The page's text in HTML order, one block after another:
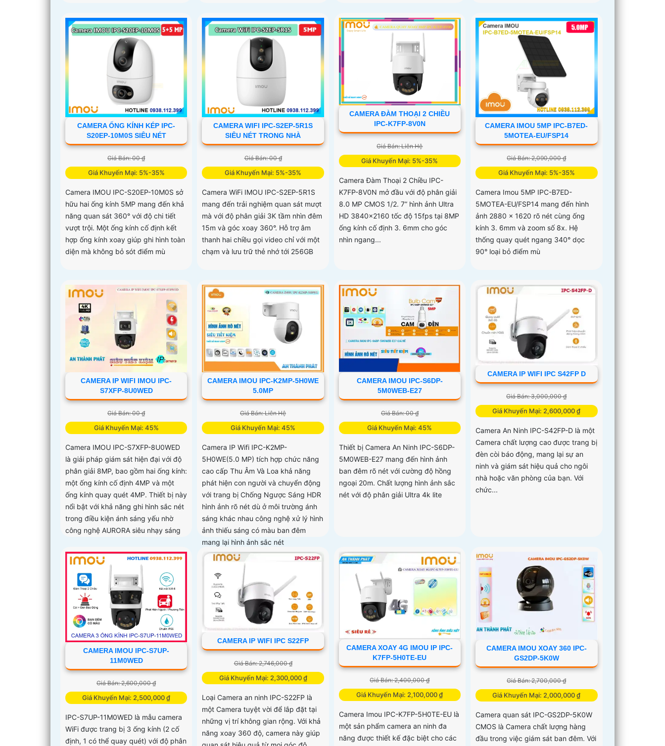
CAMERA ỐNG KÍNH KÉP IPC-
S20EP-10M0S SIÊU NÉT
Giá Bán: 00 ₫
Giá Khuyến Mại: 5%-35%
Camera IMOU IPC-S20EP-10M0S sở
hữu hai ống kính 5MP mang đến khả
năng quan sát 360° với độ chi tiết
vượt trội. Một ống kính cố định kết
hợp ống kính xoay giúp ghi hình toàn
diện mà không bỏ sót điểm mù
CAMERA WIFI IPC-S2EP-5R1S
SIÊU NÉT TRONG NHÀ
Giá Bán: 00 ₫
Giá Khuyến Mại: 5%-35%
Camera WiFi IMOU IPC-S2EP-5R1S
mang đến trải nghiệm quan sát mượt
mà với độ phân giải 3K tầm nhìn đêm
15m và góc xoay 360°. Hỗ trợ âm
thanh hai chiều gọi video chỉ với một
chạm và lưu trữ thẻ nhớ tới 256GB
CAMERA ĐÀM THOẠI 2 CHIỀU
IPC-K7FP-8V0N
Giá Bán: Liên Hệ
Giá Khuyến Mại: 5%-35%
Camera Đàm Thoại 2 Chiều IPC-
K7FP-8V0N mở đầu với độ phân giải
8.0 MP CMOS 1/2. 7” hình ảnh Ultra
HD 3840×2160 tốc độ 15fps tại 8MP
ống kính cố định 3. 6mm cho góc
nhìn ngang...
CAMERA IMOU 5MP IPC-B7ED-
5MOTEA-EU/FSP14
Giá Bán: 2,090,000 ₫
Giá Khuyến Mại: 5%-35%
Camera Imou 5MP IPC-B7ED-
5MOTEA-EU/FSP14 mang đến hình
ảnh 2880 x 1620 rõ nét cùng ống
kính 3. 6mm và zoom số 8x. Hệ
thống quay quét ngang 340° dọc
90° loại bỏ điểm mù
CAMERA IP WIFI IMOU IPC-
S7XFP-8U0WED
Giá Bán: 00 ₫
Giá Khuyến Mại: 45%
Camera IMOU IPC-S7XFP-8U0WED
là giải pháp giám sát hiện đại với độ
phân giải 8MP, bao gồm hai ống kính:
một ống kính cố định 4MP và một
ống kính quay quét 4MP. Thiết bị này
nổi bật với khả năng ghi hình sắc nét
trong điều kiện ánh sáng yếu nhờ
công nghệ AURORA siêu nhạy sáng
CAMERA IMOU IPC-K2MP-5H0WE
5.0MP
Giá Bán: Liên Hệ
Giá Khuyến Mại: 45%
Camera IP Wifi IPC-K2MP-
5H0WE(5.0 MP) tích hợp chức năng
cao cấp Thu Âm Và Loa khả năng
phát hiện con người và chuyển động
với trang bị Chống Ngược Sáng HDR
hình ảnh rõ nét dù ở môi trường ánh
sáng khác nhau công nghệ xử lý hình
ảnh thiếu sáng có màu ban đêm
mang lại hình ảnh sắc nét
CAMERA IMOU IPC-S6DP-
5M0WEB-E27
Giá Bán: 00 ₫
Giá Khuyến Mại: 45%
Thiết bị Camera An Ninh IPC-S6DP-
5M0WEB-E27 mang đến hình ảnh
ban đêm rõ nét với cường độ hồng
ngoại 20m. Chất lượng hình ảnh sắc
nét với độ phân giải Ultra 4k lite
CAMERA IP WIFI IPC S42FP D
Giá Bán: 3,000,000 ₫
Giá Khuyến Mại: 2,600,000 ₫
Camera An Ninh IPC-S42FP-D là một
Camera chất lượng cao được trang bị
đèn còi báo động, mang lại sự an
ninh và giám sát hiệu quả cho ngôi
nhà hoặc văn phòng của bạn. Với
chức...
CAMERA IMOU IPC-S7UP-
11M0WED
Giá Bán: 2,600,000 ₫
Giá Khuyến Mại: 2,500,000 ₫
IPC-S7UP-11M0WED là mẫu camera
WiFi được trang bị 3 ống kính (2 cố
định, 1 có thể quay quét) với độ phân
CAMERA IP WIFI IPC S22FP
Giá Bán: 2,746,000 ₫
Giá Khuyến Mại: 2,300,000 ₫
Loại Camera an ninh IPC-S22FP là
một Camera tuyệt vời để lắp đặt tại
những vị trí không gian rộng. Với khả
năng xoay 360 độ, camera này giúp
CAMERA XOAY 4G IMOU IP IPC-
K7FP-5H0TE-EU
Giá Bán: 2,400,000 ₫
Giá Khuyến Mại: 2,100,000 ₫
Camera Imou IPC-K7FP-5H0TE-EU là
một sản phẩm camera an ninh đa
năng được thiết kế đặc biệt cho các
CAMERA IMOU XOAY 360 IPC-
GS2DP-5K0W
Giá Bán: 2,700,000 ₫
Giá Khuyến Mại: 2,000,000 ₫
Camera quan sát IPC-GS2DP-5K0W
CMOS là Camera chất lượng hàng
đầu trong việc giám sát ban đêm. Với